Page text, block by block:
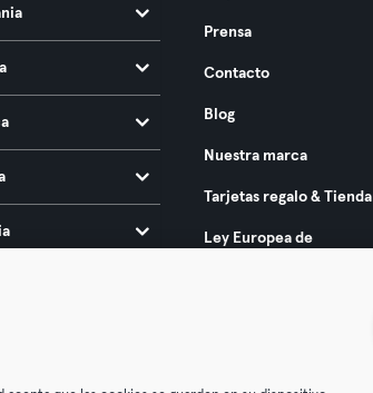
Prensa
Contacto
Blog
Nuestra marca
Tarjetas regalo & Tienda
Ley Europea de